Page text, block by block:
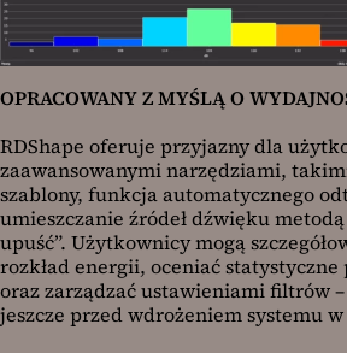
OPRACOWANY Z MYŚLĄ O
RDShape oferuje przyjazny dla
zaawansowanymi narzędziami,
szablony, funkcja automatycznego
umieszczanie źródeł dźwięku
upuść”. Użytkownicy mogą
rozkład energii, oceniać
oraz zarządzać ustawieniami filtrów
jeszcze przed wdrożeniem systemu